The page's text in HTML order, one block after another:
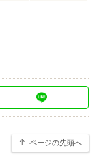
ページの先頭へ